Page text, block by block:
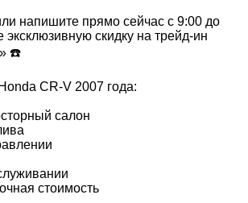
напишите прямо сейчас с 9:00 до
эксклюзивную скидку на трейд-ин
☎️
CR-V 2007 года:
салон
стоимость